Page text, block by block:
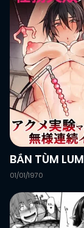
BẮN TÙM LUM
01/01/1970